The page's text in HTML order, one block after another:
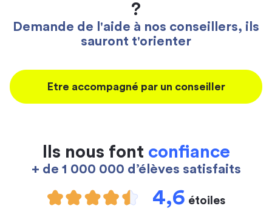
?
Demande de l'aide à nos conseillers, ils
sauront t'orienter
Etre accompagné par un conseiller
Ils nous font confiance
+ de 1 000 000 d’élèves satisfaits
4,6 étoiles